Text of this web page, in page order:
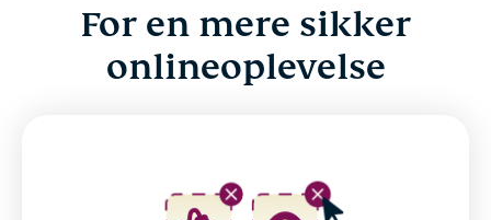
For en mere sikker onlineoplevelse
Avanceret beskyttelse på den nemme måde
For en mere sikker
onlineoplevelse